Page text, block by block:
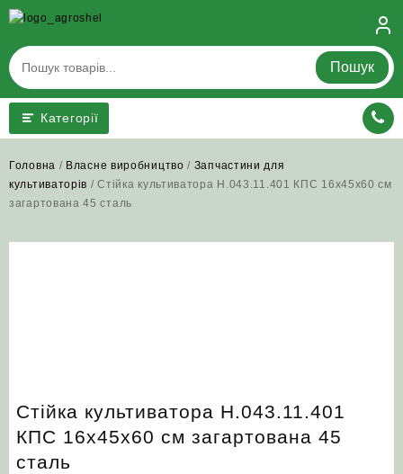
Skip
to
content
Пошук
Категорії
Головна / Власне виробництво / Запчастини для
культиваторів / Стійка культиватора Н.043.11.401 КПС 16х45х60 см
загартована 45 сталь
Стійка культиватора Н.043.11.401
КПС 16х45х60 см загартована 45
сталь